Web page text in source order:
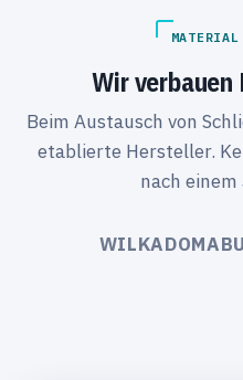
Wir
Beim Austausch von
etablierte Hersteller.
nach
WILKADOM